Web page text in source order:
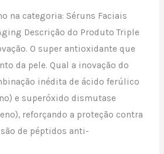
na categoria: Séruns Faciais
Descrição do Produto Triple
O super antioxidante que
da pele. Qual a inovação do
inédita de ácido ferúlico
e superóxido dismutase
reforçando a proteção contra
de péptidos anti-